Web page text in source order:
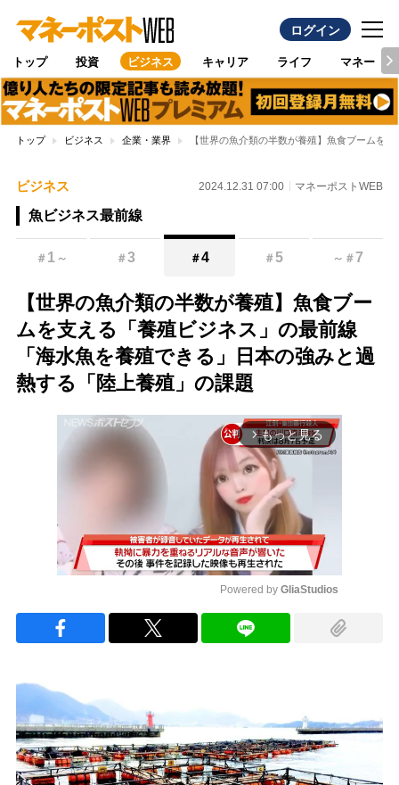
ログイン
トップ 投資 ビジネス キャリア ライフ マネー
トップ ビジネス 企業・業界 【世界の魚介類の半数が養殖】魚食ブームを
ビジネス 2024.12.31 07:00 マネーポストWEB
魚ビジネス最前線
＃ 1 ～ ＃3 ＃4 ＃5 ～ ＃7
【世界の魚介類の半数が養殖】魚食ブー
ムを支える「養殖ビジネス」の最前線
「海水魚を養殖できる」日本の強みと過
熱する「陸上養殖」の課題
arrow_forward_ios もっと見る
Powered by GliaStudios